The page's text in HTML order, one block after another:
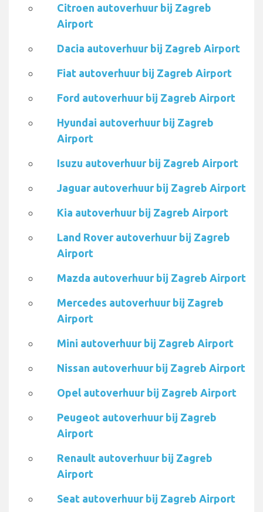
Citroen autoverhuur bij Zagreb
Airport
Dacia autoverhuur bij Zagreb Airport
Fiat autoverhuur bij Zagreb Airport
Ford autoverhuur bij Zagreb Airport
Hyundai autoverhuur bij Zagreb
Airport
Isuzu autoverhuur bij Zagreb Airport
Jaguar autoverhuur bij Zagreb Airport
Kia autoverhuur bij Zagreb Airport
Land Rover autoverhuur bij Zagreb
Airport
Mazda autoverhuur bij Zagreb Airport
Mercedes autoverhuur bij Zagreb
Airport
Mini autoverhuur bij Zagreb Airport
Nissan autoverhuur bij Zagreb Airport
Opel autoverhuur bij Zagreb Airport
Peugeot autoverhuur bij Zagreb
Airport
Renault autoverhuur bij Zagreb
Airport
Seat autoverhuur bij Zagreb Airport